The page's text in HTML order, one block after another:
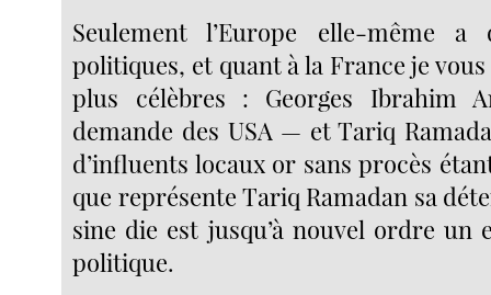
Seulement l’Europe elle-même a
politiques, et quant à la France je
plus célèbres : Georges Ibrahim
demande des USA — et Tariq
d’influents locaux or sans procès
que représente Tariq Ramadan sa
sine die est jusqu’à nouvel ordre un
politique.